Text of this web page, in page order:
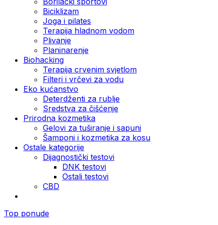
Biciklizam
Joga i pilates
Terapija hladnom vodom
Plivanje
Planinarenje
Biohacking
Terapija crvenim svjetlom
Filteri i vrčevi za vodu
Eko kućanstvo
Deterdženti za rublje
Sredstva za čišćenje
Prirodna kozmetika
Gelovi za tuširanje i sapuni
Šamponi i kozmetika za kosu
Ostale kategorije
Dijagnostički testovi
DNK testovi
Ostali testovi
CBD
Top ponude